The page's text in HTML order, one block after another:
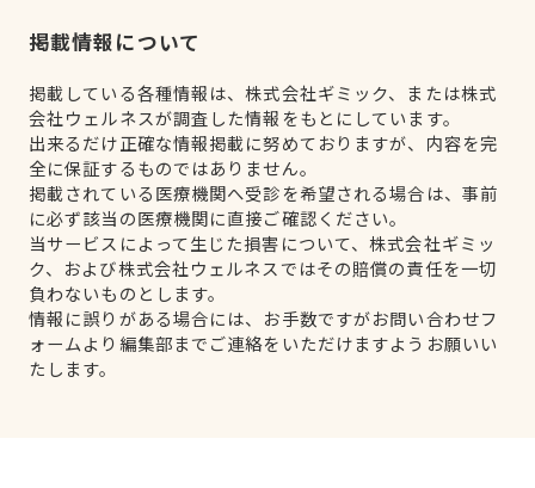
掲載情報について
掲載している各種情報は、株式会社ギミック、または株式
会社ウェルネスが調査した情報をもとにしています。
出来るだけ正確な情報掲載に努めておりますが、内容を完
全に保証するものではありません。
掲載されている医療機関へ受診を希望される場合は、事前
に必ず該当の医療機関に直接ご確認ください。
当サービスによって生じた損害について、株式会社ギミッ
ク、および株式会社ウェルネスではその賠償の責任を一切
負わないものとします。
情報に誤りがある場合には、お手数ですがお問い合わせフ
ォームより編集部までご連絡をいただけますようお願いい
たします。